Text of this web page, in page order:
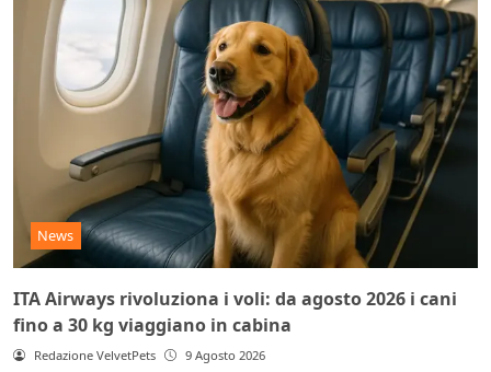
News
ITA Airways rivoluziona i voli: da agosto 2026 i cani
fino a 30 kg viaggiano in cabina
Redazione VelvetPets 9 Agosto 2026